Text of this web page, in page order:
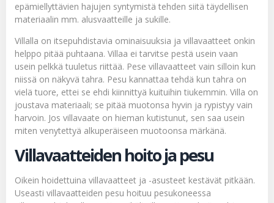
epämiellyttävien hajujen syntymistä tehden siitä täydellisen
materiaalin mm. alusvaatteille ja sukille.
Villalla on itsepuhdistavia ominaisuuksia ja villavaatteet onkin
helppo pitää puhtaana. Villaa ei tarvitse pestä usein vaan
usein pelkkä tuuletus riittää. Pese villavaatteet vain silloin kun
niissä on näkyvä tahra. Pesu kannattaa tehdä kun tahra on
vielä tuore, ettei se ehdi kiinnittyä kuituihin tiukemmin. Villa on
joustava materiaali; se pitää muotonsa hyvin ja rypistyy vain
harvoin. Jos villavaate on hieman kutistunut, sen saa usein
miten venytettyä alkuperäiseen muotoonsa märkänä.
Villavaatteiden hoito ja pesu
Oikein hoidettuina villavaatteet ja -asusteet kestävät pitkään.
Useasti villavaatteiden pesu hoituu pesukoneessa